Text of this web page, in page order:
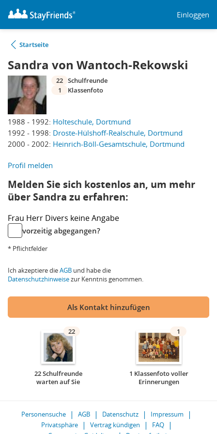
Einloggen
Startseite
Sandra von Wantoch-Rekowski
1988 - 1992: Holteschule, Dortmund
1992 - 1998: Droste-Hülshoff-Realschule, Dortmund
2000 - 2002: Heinrich-Böll-Gesamtschule, Dortmund
22 Schulfreunde
1
Klassenfoto
Profil melden
Melden Sie sich kostenlos an, um mehr
über Sandra zu erfahren:
Frau Herr Divers keine Angabe
vorzeitig abgegangen?
* Pflichtfelder
Ich akzeptiere dieAGB und habe die
Datenschutzhinweisezur Kenntnis genommen.
Als Kontakt hinzufügen
22
22 Schulfreunde
warten auf Sie
1
1 Klassenfoto voller
Erinnerungen
Personensuche AGB Datenschutz
Impressum
Privatsphäre
Vertrag kündigen
FAQ